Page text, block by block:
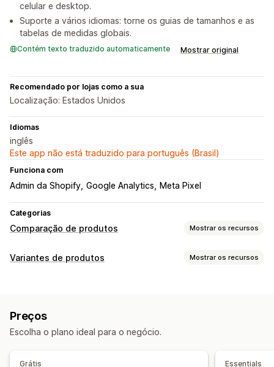
celular e desktop.
Suporte a vários idiomas: torne os guias de tamanhos e as
tabelas de medidas globais.
Contém texto traduzido automaticamente Mostrar original
Recomendado por lojas como a sua
Localização: Estados Unidos
Idiomas
inglês
Este app não está traduzido para português (Brasil)
Funciona com
Admin da Shopify Google Analytics Meta Pixel
Categorias
Comparação de produtos Mostrar os recursos
Ferramentas de comparação
Exibir e ocultar
Editor de arrastar e soltar
Variantes de produtos Mostrar os recursos
HTML personalizado
Pré-visualização Tradução Importação e exportação
Preços
Escolha o plano ideal para o negócio.
Grátis Essentials